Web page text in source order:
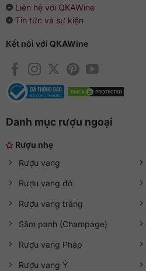
Liên hệ với QKAWine
Tin tức và sự kiện
Kết nối với QKAWine
Danh mục rượu ngoại
Rượu nhẹ
Rượu vang
Rượu vang đỏ
Rượu vang trắng
Sâm panh (Champage)
Rượu vang Pháp
Rượu vang Ý